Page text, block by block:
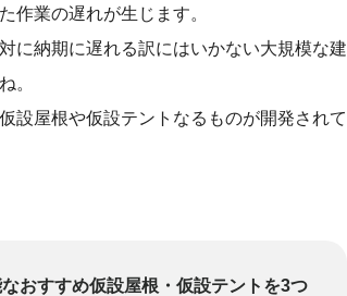
作業の遅れが生じます。
に納期に遅れる訳にはいかない大規模な建
。
設屋根や仮設テントなるものが開発されて
おすすめ仮設屋根・仮設テントを3つ